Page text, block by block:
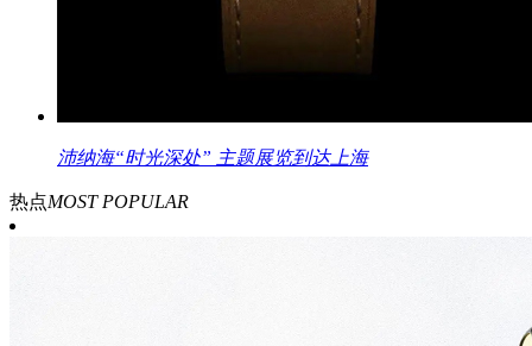
沛纳海“时光深处” 主题展览到达上海
热点MOST POPULAR